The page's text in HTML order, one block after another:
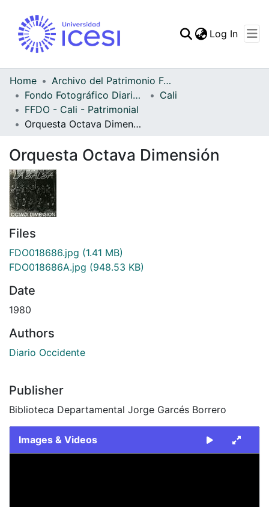
Statistics
Log In
Home
Archivo del Patrimonio Fotográfico y Fílmico del Valle del Cauca
Fondo Fotográfico Diario Occidente
Cali
FFDO - Cali - Patrimonial
Orquesta Octava Dimensión
Orquesta Octava Dimensión
Files
FDO018686.jpg (1.41 MB)
FDO018686A.jpg (948.53 KB)
Date
1980
Authors
Diario Occidente
Publisher
Biblioteca Departamental Jorge Garcés Borrero
Images & Videos